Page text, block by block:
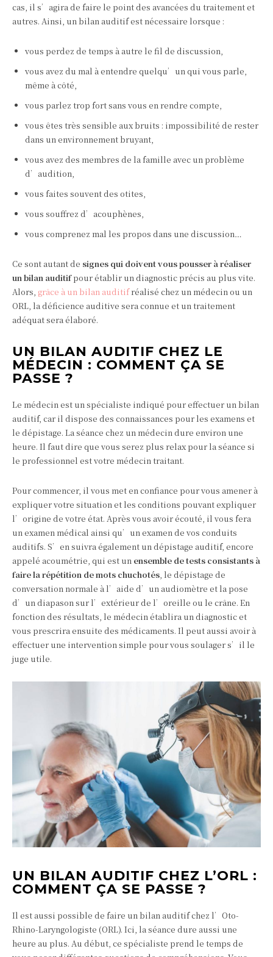
cas, il s’agira de faire le point des avancées du traitement et
autres. Ainsi, un bilan auditif est nécessaire lorsque :
vous perdez de temps à autre le fil de discussion,
vous avez du mal à entendre quelqu’un qui vous parle,
même à côté,
vous parlez trop fort sans vous en rendre compte,
vous êtes très sensible aux bruits : impossibilité de rester
dans un environnement bruyant,
vous avez des membres de la famille avec un problème
d’audition,
vous faites souvent des otites,
vous souffrez d’acouphènes,
vous comprenez mal les propos dans une discussion…
Ce sont autant de signes qui doivent vous pousser à réaliser
un bilan auditifpour établir un diagnostic précis au plus vite.
Alors, grâce à un bilan auditifréalisé chez un médecin ou un
ORL, la déficience auditive sera connue et un traitement
adéquat sera élaboré.
UN BILAN AUDITIF CHEZ LE
MÉDECIN : COMMENT ÇA SE
PASSE ?
Le médecin est un spécialiste indiqué pour effectuer un bilan
auditif, car il dispose des connaissances pour les examens et
le dépistage. La séance chez un médecin dure environ une
heure. Il faut dire que vous serez plus relax pour la séance si
le professionnel est votre médecin traitant.
Pour commencer, il vous met en confiance pour vous amener à
expliquer votre situation et les conditions pouvant expliquer
l’origine de votre état. Après vous avoir écouté, il vous fera
un examen médical ainsi qu’un examen de vos conduits
auditifs. S’en suivra également un dépistage auditif, encore
appelé acoumétrie, qui est un ensemble de tests consistants à
faire la répétition de mots chuchotés, le dépistage de
conversation normale à l’aide d’un audiomètre et la pose
d’un diapason sur l’extérieur de l’oreille ou le crâne. En
fonction des résultats, le médecin établira un diagnostic et
vous prescrira ensuite des médicaments. Il peut aussi avoir à
effectuer une intervention simple pour vous soulager s’il le
juge utile.
UN BILAN AUDITIF CHEZ L’ORL :
COMMENT ÇA SE PASSE ?
Il est aussi possible de faire un bilan auditif chez l’Oto-
Rhino-Laryngologiste (ORL). Ici, la séance dure aussi une
heure au plus. Au début, ce spécialiste prend le temps de